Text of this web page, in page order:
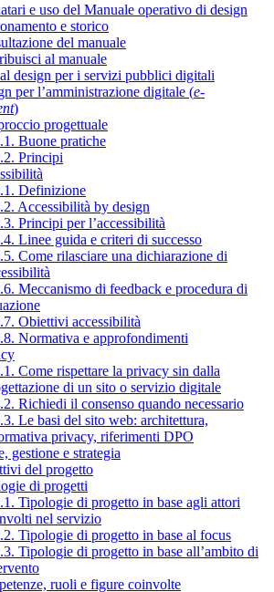
e uso del Manuale operativo di design
e storico
del manuale
al manuale
design per i servizi pubblici digitali
per l’amministrazione digitale (e-
)
progettuale
Buone pratiche
Principi
Definizione
Accessibilità by design
Principi per l’accessibilità
Linee guida e criteri di successo
Come rilasciare una dichiarazione di
Meccanismo di feedback e procedura di
Obiettivi accessibilità
Normativa e approfondimenti
Come rispettare la privacy sin dalla
di un sito o servizio digitale
Richiedi il consenso quando necessario
Le basi del sito web: architettura,
privacy, riferimenti DPO
gestione e strategia
del progetto
di progetti
Tipologie di progetto in base agli attori
nel servizio
Tipologie di progetto in base al focus
Tipologie di progetto in base all’ambito di
ruoli e figure coinvolte